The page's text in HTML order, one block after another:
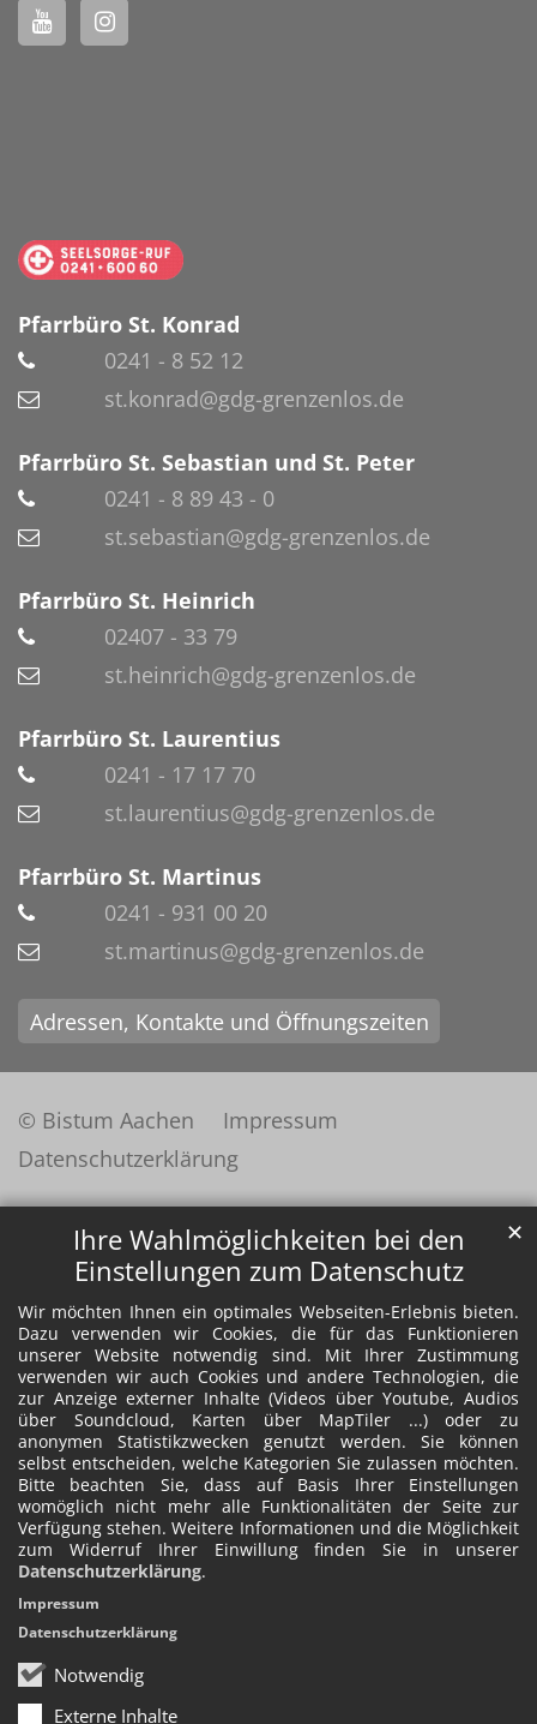
Ihre Wahlmöglichkeiten bei den
Einstellungen zum Datenschutz
Wir möchten Ihnen ein optimales Webseiten-Erlebnis bieten.
Dazu verwenden wir Cookies, die für das Funktionieren
unserer Website notwendig sind. Mit Ihrer Zustimmung
verwenden wir auch Cookies und andere Technologien, die
zur Anzeige externer Inhalte (Videos über Youtube, Audios
über Soundcloud, Karten über MapTiler ...) oder zu
anonymen Statistikzwecken genutzt werden. Sie können
selbst entscheiden, welche Kategorien Sie zulassen möchten.
Bitte beachten Sie, dass auf Basis Ihrer Einstellungen
womöglich nicht mehr alle Funktionalitäten der Seite zur
Verfügung stehen. Weitere Informationen und die Möglichkeit
zum Widerruf Ihrer Einwillung finden Sie in unserer
Datenschutzerklärung.
Notwendig
Externe Inhalte
✕
Impressum
Datenschutzerklärung
Pfarrbüro St. Konrad
0241 - 8 52 12
st.konrad@gdg-grenzenlos.de
Pfarrbüro St. Sebastian und St. Peter
0241 - 8 89 43 - 0
st.sebastian@gdg-grenzenlos.de
Pfarrbüro St. Heinrich
02407 - 33 79
st.heinrich@gdg-grenzenlos.de
Pfarrbüro St. Laurentius
0241 - 17 17 70
st.laurentius@gdg-grenzenlos.de
Pfarrbüro St. Martinus
0241 - 931 00 20
st.martinus@gdg-grenzenlos.de
Adressen, Kontakte und Öffnungszeiten
© Bistum Aachen
Impressum
Datenschutzerklärung